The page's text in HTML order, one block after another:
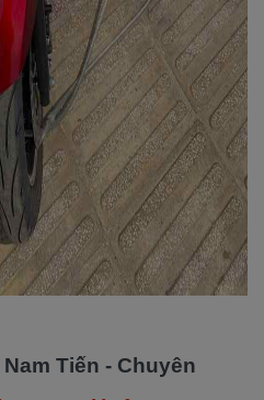
Tiến - Chuyên